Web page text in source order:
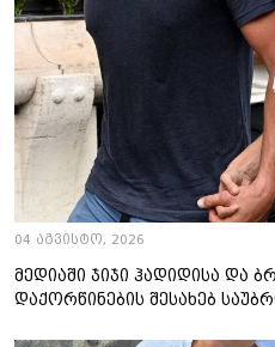
04 აგვისტო, 2026
მედიაში ჯიჯი ჰადიდისა და
დაქორწინების შესახებ